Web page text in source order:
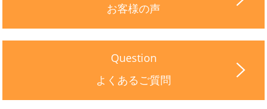
お客様の声
Question
よくあるご質問